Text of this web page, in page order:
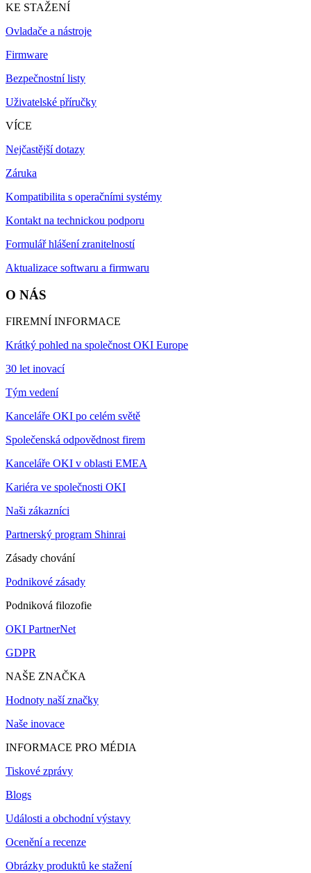
KE STAŽENÍ
Ovladače a nástroje
Firmware
Bezpečnostní listy
Uživatelské příručky
VÍCE
Nejčastější dotazy
Záruka
Kompatibilita s operačními systémy
Kontakt na technickou podporu
Formulář hlášení zranitelností
Aktualizace softwaru a firmwaru
O NÁS
FIREMNÍ INFORMACE
Krátký pohled na společnost OKI Europe
30 let inovací
Tým vedení
Kanceláře OKI po celém světě
Společenská odpovědnost firem
Kanceláře OKI v oblasti EMEA
Kariéra ve společnosti OKI
Naši zákazníci
Partnerský program Shinrai
Zásady chování
Podnikové zásady
Podniková filozofie
OKI PartnerNet
GDPR
NAŠE ZNAČKA
Hodnoty naší značky
Naše inovace
INFORMACE PRO MÉDIA
Tiskové zprávy
Blogs
Události a obchodní výstavy
Ocenění a recenze
Obrázky produktů ke stažení